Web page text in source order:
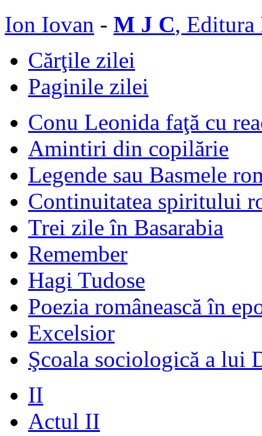
Ion Iovan - M J C, Editura
Cărţile zilei
Paginile zilei
Conu Leonida faţă cu
Amintiri din copilărie
Legende sau Basmele
Continuitatea spiritului
Trei zile în Basarabia
Remember
Hagi Tudose
Poezia românească în
Excelsior
Şcoala sociologică a lui
II
Actul II